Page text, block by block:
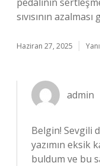
sıvısının
Haziran 27, 2025
admin
Belgin! Sevgili
yazımın eksik
buldum ve bu